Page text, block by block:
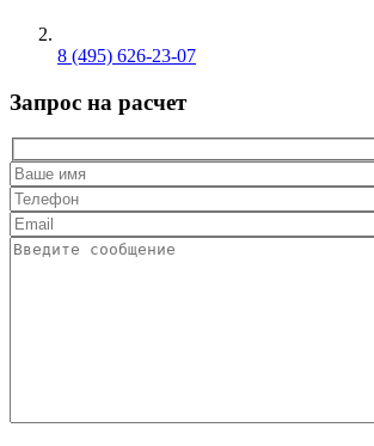
8 (495) 626-23-07
Запрос на расчет